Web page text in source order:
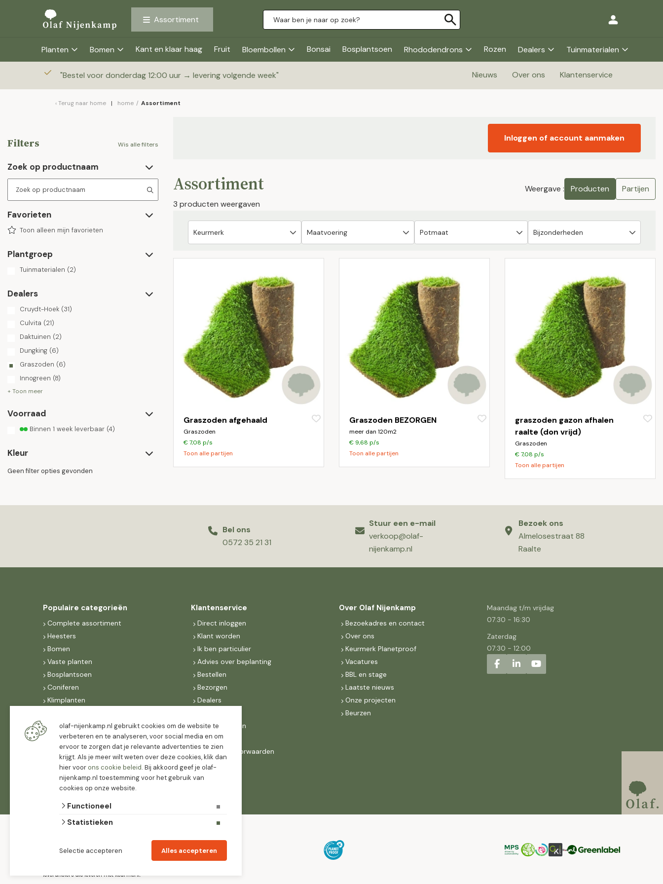
Assortiment
Planten Bomen Kant en klaar haag Fruit Bloembollen Bonsai Bosplantsoen Rhododendrons Rozen Dealers Tuinmaterialen
"Bestel voor donderdag 12:00 uur → levering volgende week" Nieuws Over ons Klantenservice
Terug naar home home / Assortiment
Filters Wis alle filters
Zoek op productnaam
Favorieten
Toon alleen mijn favorieten
Plantgroep
Tuinmaterialen (2)
Dealers
Cruydt-Hoek (31)
Culvita (21)
Daktuinen (2)
Dungking (6)
Graszoden (6)
Innogreen (8)
+ Toon meer
Voorraad
Binnen 1 week leverbaar (4)
Kleur
Geen filter opties gevonden
Inloggen of account aanmaken
Assortiment
3 producten weergaven
Weergave : Producten Partijen
Graszoden afgehaald
Graszoden
€ 7,08 p/s
Toon alle partijen
Graszoden BEZORGEN
meer dan 120m2
€ 9,68 p/s
Toon alle partijen
graszoden gazon afhalen
raalte (don vrijd)
Graszoden
€ 7,08 p/s
Toon alle partijen
Bel ons
0572 35 21 31
Stuur een e-mail
verkoop@olaf-
nijenkamp.nl
Bezoek ons
Almelosestraat 88
Raalte
Populaire categorieën
Complete assortiment
Heesters
Bomen
Vaste planten
Bosplantsoen
Coniferen
Klimplanten
Dak, lei- & vormbomen
Dealers
Klantenservice
Direct inloggen
Klant worden
Ik ben particulier
Advies over beplanting
Bestellen
Bezorgen
Dealers
IncoNed Groen
FAQ
Algemene voorwaarden
Over Olaf Nijenkamp
Bezoekadres en contact
Over ons
Keurmerk Planetproof
Vacatures
BBL en stage
Laatste nieuws
Onze projecten
Beurzen
Maandag t/m vrijdag
07:30 - 16:30
Zaterdag
07:30 - 12:00
© 2026 Olaf
Groothandel
verklaring
Olaf Nijenkamp tuinplanten is PlanetProof
leveranciers die leveren met keurmerk.
olaf-nijenkamp.nl gebruikt cookies om de website te
verbeteren en te analyseren, voor social media en om
ervoor te zorgen dat je relevante advertenties te zien
krijgt. Als je meer wilt weten over deze cookies, klik dan
hier voorons cookie beleid. Bij akkoord geef je olaf-
nijenkamp.nl toestemming voor het gebruik van
cookies op onze website.
Functioneel
Statistieken
Selectie accepteren Alles accepteren